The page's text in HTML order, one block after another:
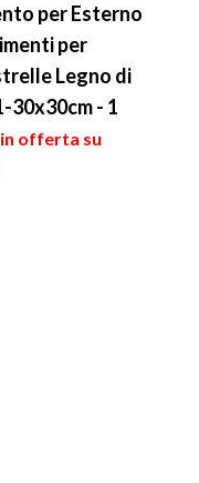
per Esterno
per
Legno di
30x30cm - 1
in offerta su